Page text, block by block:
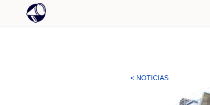
< NOTICIAS